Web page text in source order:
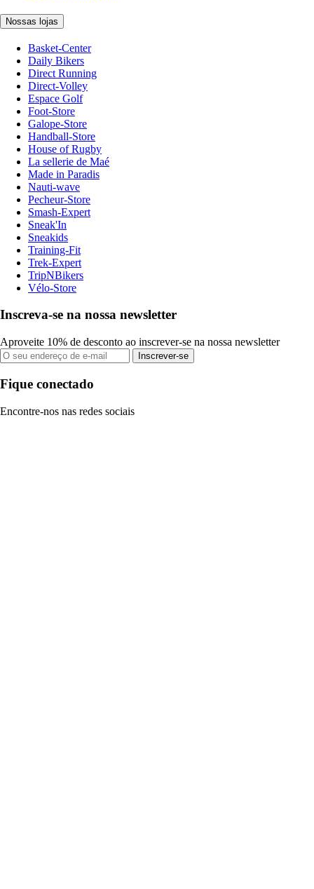
Nossas lojas
Basket-Center
Daily Bikers
Direct Running
Direct-Volley
Espace Golf
Foot-Store
Galope-Store
Handball-Store
House of Rugby
La sellerie de Maé
Made in Paradis
Nauti-wave
Pecheur-Store
Smash-Expert
Sneak'In
Sneakids
Training-Fit
Trek-Expert
TripNBikers
Vélo-Store
Inscreva-se na nossa newsletter
Aproveite 10% de desconto ao inscrever-se na nossa newsletter
Inscrever-se
Fique conectado
Encontre-nos nas redes sociais